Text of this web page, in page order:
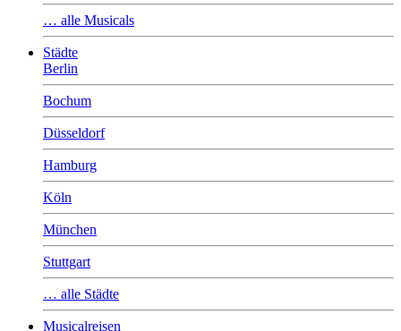
… alle Musicals
Städte
Berlin
Bochum
Düsseldorf
Hamburg
Köln
München
Stuttgart
… alle Städte
Musicalreisen